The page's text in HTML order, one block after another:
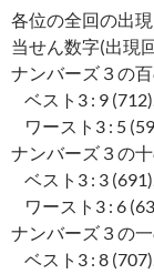
各位の全回の出
当せん数字(出現
ナンバーズ３の
ベスト3 : 9
ワースト3 : 5
ナンバーズ３の
ベスト3 : 3
ワースト3 : 6
ナンバーズ３の
ベスト3 : 8